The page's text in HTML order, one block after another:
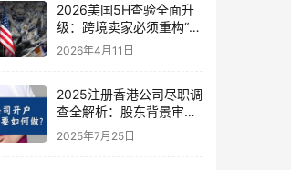
2026美国5H查验全面升
级：跨境卖家必须重构“进
口链路”，而不是只补文件
2026年4月11日
2025注册香港公司尽职调
查全解析：股东背景审
查、材料清单与合规建议
2025年7月25日